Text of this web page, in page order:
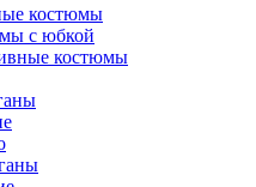
костюмы
с юбкой
костюмы